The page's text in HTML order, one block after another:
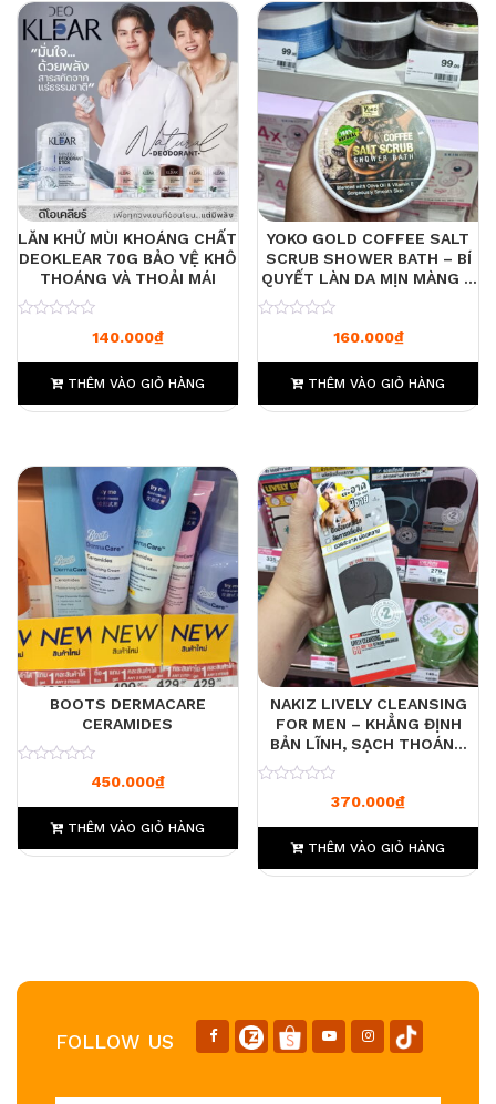
LĂN KHỬ MÙI KHOÁNG CHẤT
DEOKLEAR 70G BẢO VỆ KHÔ
THOÁNG VÀ THOẢI MÁI
140.000₫
THÊM VÀO GIỎ HÀNG
YOKO GOLD COFFEE SALT
SCRUB SHOWER BATH – BÍ
QUYẾT LÀN DA MỊN MÀNG &
THƠM NGÁT HƯƠNG CÀ PHÊ
160.000₫
THÊM VÀO GIỎ HÀNG
BOOTS DERMACARE
CERAMIDES
450.000₫
THÊM VÀO GIỎ HÀNG
NAKIZ LIVELY CLEANSING
FOR MEN – KHẲNG ĐỊNH
BẢN LĨNH, SẠCH THOÁNG
370.000₫
THÊM VÀO GIỎ HÀNG
FOLLOW US